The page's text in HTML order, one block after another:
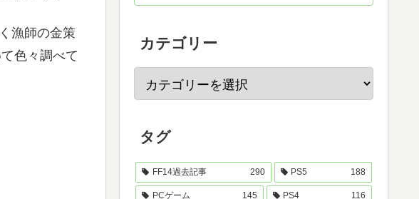
漁師の金策
色々調べて
カテゴリー
タグ
FF14過去記事 290 PS5 188
PCゲーム 145 PS4 116